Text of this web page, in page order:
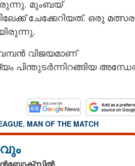
മുംബയ്
ചേക്കേറിയത്. ഒരു
വമ്പൻ വിജയമാണ്
പിന്തുടർന്നിറങ്ങിയ
, MAN OF THE MATCH